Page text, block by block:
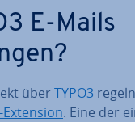
E-Mails
über TYPO3
Extension. Eine der